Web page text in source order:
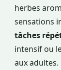
herbes
sensations
tâches
intensif ou
aux adultes.